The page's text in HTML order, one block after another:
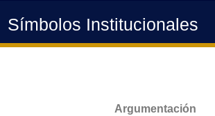
Símbolos Institucionales
Argumentación